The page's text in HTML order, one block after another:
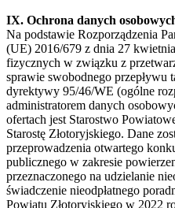
IX. Ochrona danych
Na podstawie Rozporządzenia
(UE) 2016/679 z dnia 27
fizycznych w związku z
sprawie swobodnego przepływu
dyrektywy 95/46/WE (ogólne
administratorem danych
ofertach jest Starostwo
Starostę Złotoryjskiego. Dane
przeprowadzenia otwartego
publicznego w zakresie
przeznaczonego na udzielanie
świadczenie nieodpłatnego
Powiatu Złotoryjskiego w 2022